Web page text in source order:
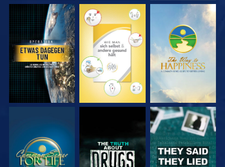
ANSEHEN ANSEHEN ANSEHEN
ANSEHEN ANSEHEN ANSEHEN